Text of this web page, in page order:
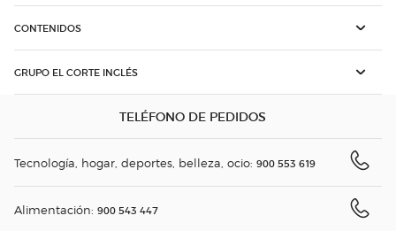
CONTENIDOS
GRUPO EL CORTE INGLÉS
TELÉFONO DE PEDIDOS
Tecnología, hogar, deportes, belleza, ocio: 900 553 619
Alimentación: 900 543 447